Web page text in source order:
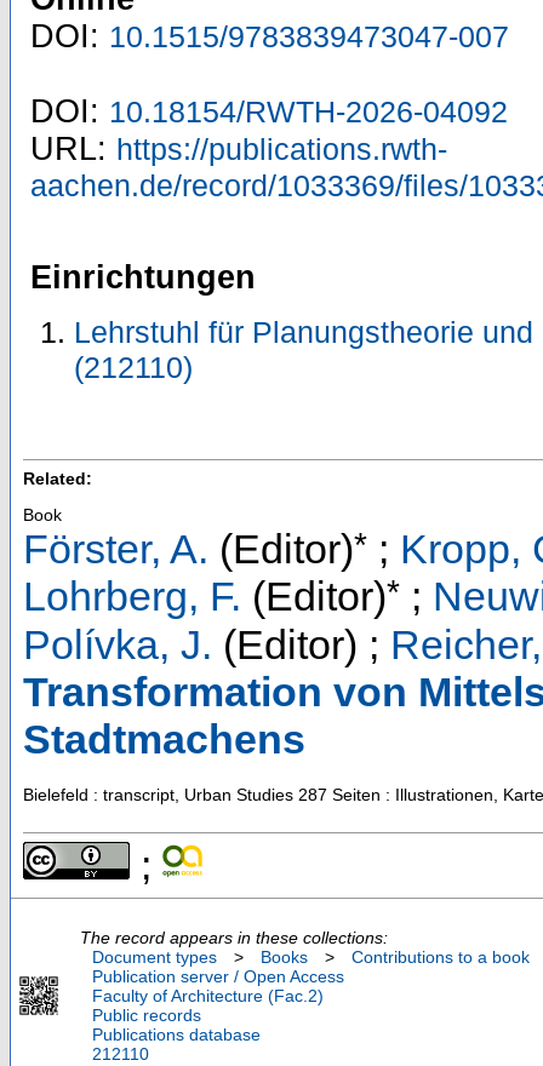
DOI: 10.1515/9783839473047-007
DOI: 10.18154/RWTH-2026-04092
URL: https://publications.rwth-
aachen.de/record/1033369/files/
Einrichtungen
Lehrstuhl für Planungstheorie
(212110)
Related:
Book
Förster, A. (Editor)* ; Kropp,
Lohrberg, F. (Editor)* ;
Polívka, J. (Editor) ;
Transformation von
Stadtmachens
Bielefeld : transcript, Urban Studies 287 Seiten : Illustrationen,
;
The record appears in these collections:
Document types
> Books >
Contributions to a book
Publication server / Open Access
Faculty of Architecture (Fac.2)
Public records
Publications database
212110